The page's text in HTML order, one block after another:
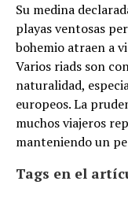
Su medina
playas ventosas
bohemio atraen a
Varios riads son
naturalidad,
europeos. La
muchos viajeros
manteniendo un
Tags en el